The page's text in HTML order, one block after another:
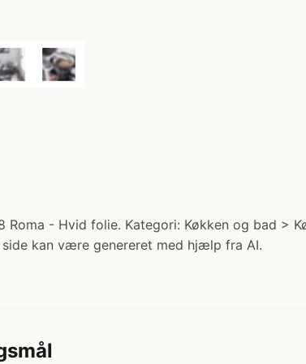
- Hvid folie. Kategori: Køkken og bad >
kan være genereret med hjælp fra AI.